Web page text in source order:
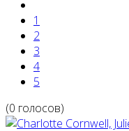
1
2
3
4
5
(0 голосов)